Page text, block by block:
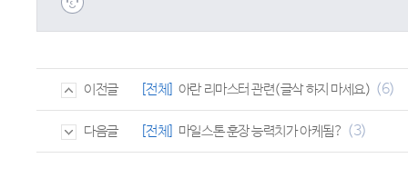
이전글 [전체] 아란 리마스터 관련(글삭 하지 마세요) (6)
다음글 [전체] 마일스톤 훈장 능력치가 아케됨? (3)